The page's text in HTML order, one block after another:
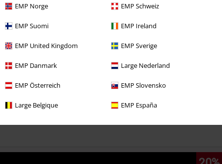
EMP Norge EMP Schweiz
EMP Suomi EMP Ireland
EMP United Kingdom EMP Sverige
EMP Danmark Large Nederland
EMP Österreich EMP Slovensko
Large Belgique EMP España
More categories. More options.
Oblečení & doplňky Šaty
Značky Středně dlouhé šaty
Témata
Témata